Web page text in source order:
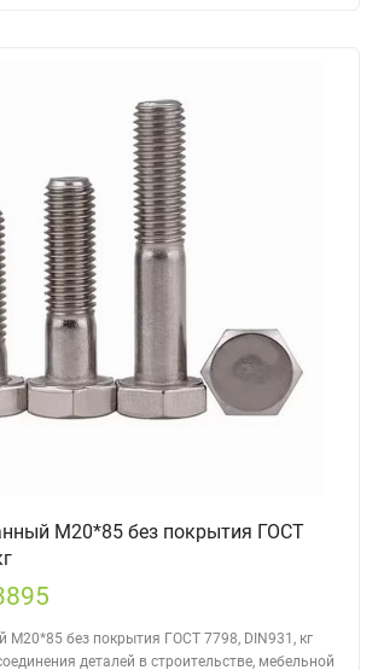
М20*85 без покрытия ГОСТ
М20*85 без покрытия ГОСТ 7798, DIN931, кг
деталей в строительстве, мебельной